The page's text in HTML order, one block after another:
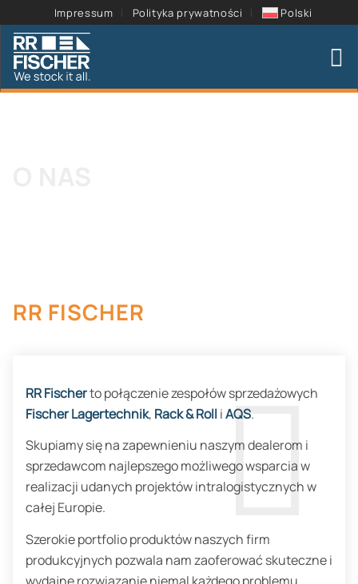
Impressum Polityka prywatności Polski
RR FISCHER
RR Fischerto połączenie zespołów sprzedażowych
Fischer Lagertechnik, Rack & RolliAQS.
Skupiamy się na zapewnieniu naszym dealerom i
sprzedawcom najlepszego możliwego wsparcia w
realizacji udanych projektów intralogistycznych w
całej Europie.
Szerokie portfolio produktów naszych firm
produkcyjnych pozwala nam zaoferować skuteczne i